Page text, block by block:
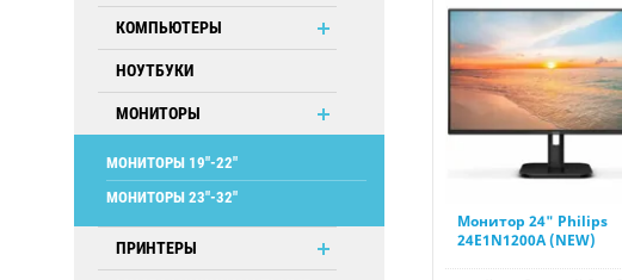
КОМПЬЮТЕРЫ
НОУТБУКИ
МОНИТОРЫ
МОНИТОРЫ 19"-22"
МОНИТОРЫ 23"-32"
ПРИНТЕРЫ
Монитор 24" Philips
24E1N1200A (NEW)